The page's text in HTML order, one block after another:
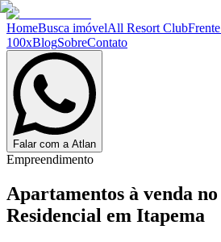
HomeBusca imóvelAll Resort Club
100xBlogSobreContato
Falar com a Atlan
Empreendimento
Apartamentos à venda no
Residencial em Itapema